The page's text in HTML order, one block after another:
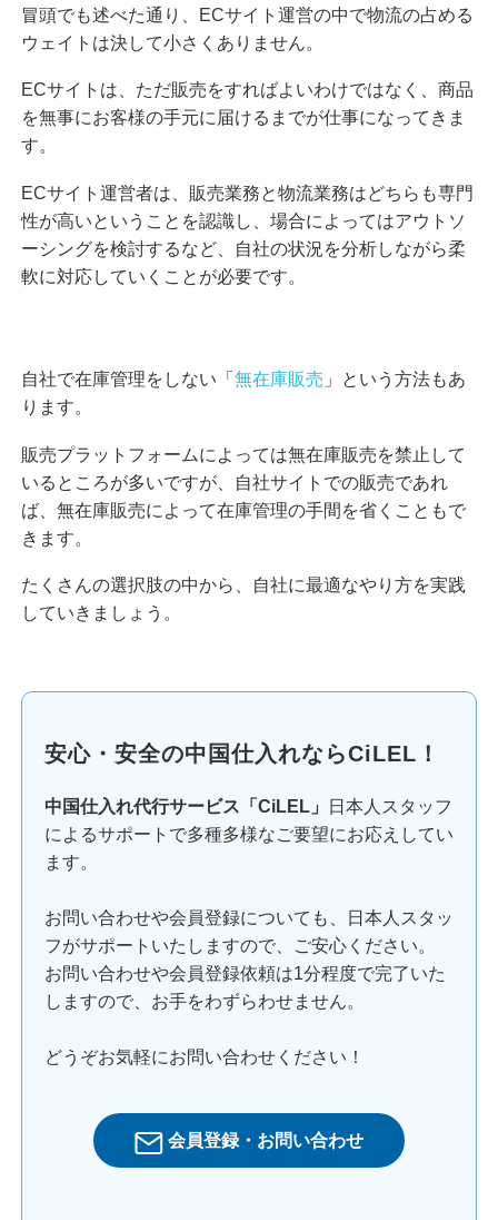
冒頭でも述べた通り、ECサイト運営の中で物流の占める
ウェイトは決して小さくありません。
ECサイトは、ただ販売をすればよいわけではなく、商品
を無事にお客様の手元に届けるまでが仕事になってきま
す。
ECサイト運営者は、販売業務と物流業務はどちらも専門
性が高いということを認識し、場合によってはアウトソ
ーシングを検討するなど、自社の状況を分析しながら柔
軟に対応していくことが必要です。
自社で在庫管理をしない「 無在庫販売 」という方法もあ
ります。
販売プラットフォームによっては無在庫販売を禁止して
いるところが多いですが、自社サイトでの販売であれ
ば、無在庫販売によって在庫管理の手間を省くこともで
きます。
たくさんの選択肢の中から、自社に最適なやり方を実践
していきましょう。
安心・安全の中国仕入れならCiLEL！
中国仕入れ代行サービス「CiLEL」
日本人スタッフ
によるサポートで多種多様なご要望にお応えしてい
ます。
お問い合わせや会員登録についても、日本人スタッ
フがサポートいたしますので、ご安心ください。
お問い合わせや会員登録依頼は1分程度で完了いた
しますので、お手をわずらわせません。
どうぞお気軽にお問い合わせください！
会員登録・お問い合わせ